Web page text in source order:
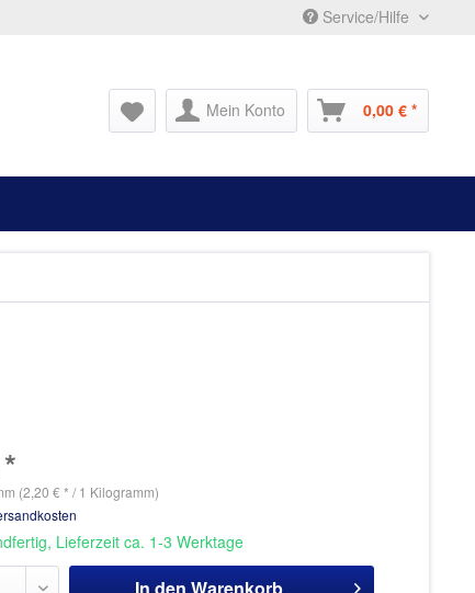
Service/Hilfe
Mein Konto 0,00 € *
(2,20 € * / 1 Kilogramm)
Lieferzeit ca. 1-3 Werktage